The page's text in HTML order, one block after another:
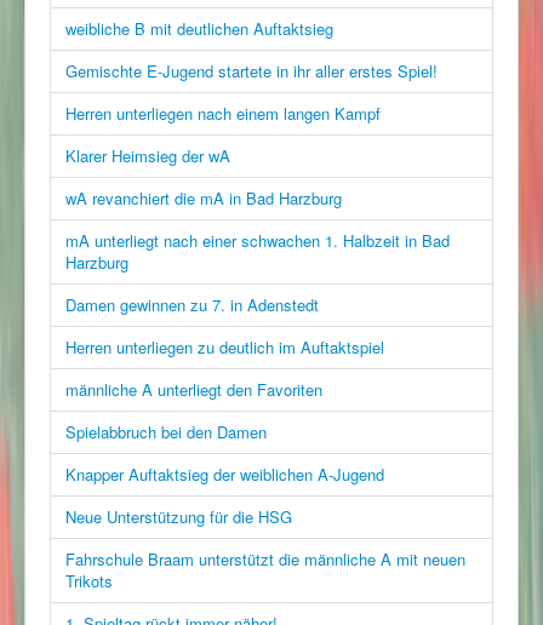
weibliche B mit deutlichen Auftaktsieg
Gemischte E-Jugend startete in ihr aller erstes Spiel!
Herren unterliegen nach einem langen Kampf
Klarer Heimsieg der wA
wA revanchiert die mA in Bad Harzburg
mA unterliegt nach einer schwachen 1. Halbzeit in Bad
Harzburg
Damen gewinnen zu 7. in Adenstedt
Herren unterliegen zu deutlich im Auftaktspiel
männliche A unterliegt den Favoriten
Spielabbruch bei den Damen
Knapper Auftaktsieg der weiblichen A-Jugend
Neue Unterstützung für die HSG
Fahrschule Braam unterstützt die männliche A mit neuen
Trikots